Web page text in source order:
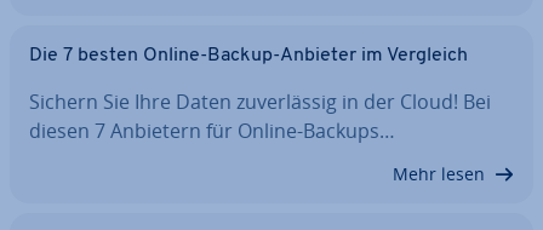
Die 7 besten Online-Backup-Anbieter im Vergleich
Sichern Sie Ihre Daten zu­ver­läs­sig in der Cloud! Bei
diesen 7 Anbietern für Online-Backups…
Mehr lesen